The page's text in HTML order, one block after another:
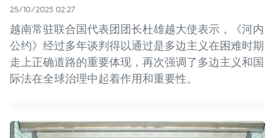
25/10/2025 02:27
越南常驻联合国代表团团长杜雄越大使表示，《河内
公约》经过多年谈判得以通过是多边主义在困难时期
走上正确道路的重要体现，再次强调了多边主义和国
际法在全球治理中起着作用和重要性。